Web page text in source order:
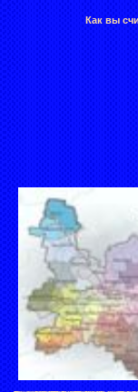
Как вы